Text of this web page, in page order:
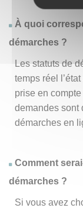
À quoi
démarches ?
Les statuts de
temps réel
prise en
demandes sont
démarches en
Comment
démarches ?
Si vous avez